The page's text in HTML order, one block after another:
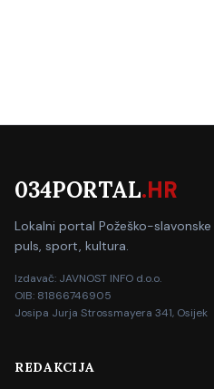
034PORTAL.HR
Lokalni portal Požeško-
puls, sport, kultura.
Izdavač: JAVNOST INFO d.o.o.
OIB: 81866746905
Josipa Jurja Strossmayera 341, Osijek
REDAKCIJA